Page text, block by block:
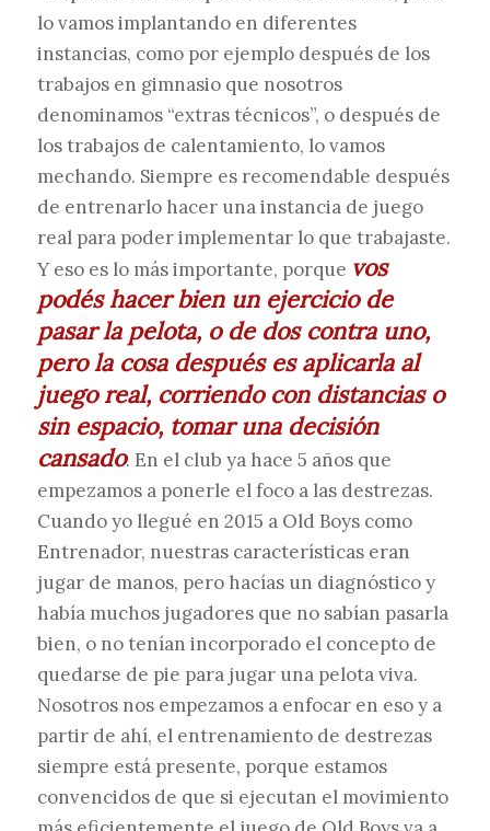
lo vamos implantando en diferentes
instancias, como por ejemplo después de los
trabajos en gimnasio que nosotros
denominamos “extras técnicos”, o después de
los trabajos de calentamiento, lo vamos
mechando. Siempre es recomendable después
de entrenarlo hacer una instancia de juego
real para poder implementar lo que trabajaste.
Y eso es lo más importante, porque vos
podés hacer bien un ejercicio de
pasar la pelota, o de dos contra uno,
pero la cosa después es aplicarla al
juego real, corriendo con distancias o
sin espacio, tomar una decisión
cansado. En el club ya hace 5 años que
empezamos a ponerle el foco a las destrezas.
Cuando yo llegué en 2015 a Old Boys como
Entrenador, nuestras características eran
jugar de manos, pero hacías un diagnóstico y
había muchos jugadores que no sabían pasarla
bien, o no tenían incorporado el concepto de
quedarse de pie para jugar una pelota viva.
Nosotros nos empezamos a enfocar en eso y a
partir de ahí, el entrenamiento de destrezas
siempre está presente, porque estamos
convencidos de que si ejecutan el movimiento